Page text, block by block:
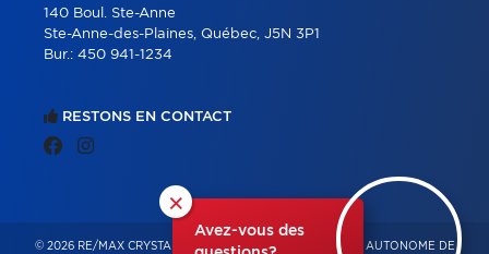
×
Avez-vous des
RESTONS EN CONTACT
140 Boul. Ste-Anne
Ste-Anne-des-Plaines, Québec, J5N 3P1
Bur.: 450 941-1234
© 2026 RE/MAX CRYSTAL – FRANCHISÉ INDÉPENDANT ET AUTONOME DE